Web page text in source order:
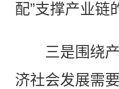
配”支撑产业链
三是围绕产
济社会发展需